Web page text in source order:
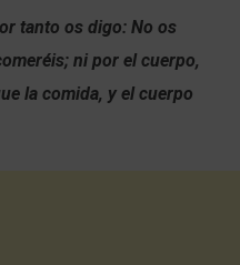
tanto os digo: No os
ni por el cuerpo,
la comida, y el cuerpo